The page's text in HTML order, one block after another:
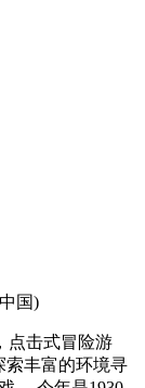
国)
点击式冒险游
索丰富的环境寻